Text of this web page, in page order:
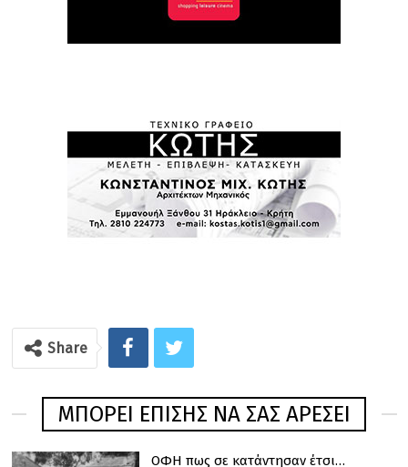
Share
ΜΠΟΡΕΊ ΕΠΊΣΗΣ ΝΑ ΣΑΣ ΑΡΈΣΕΙ
ΟΦΗ πως σε κατάντησαν έτσι…